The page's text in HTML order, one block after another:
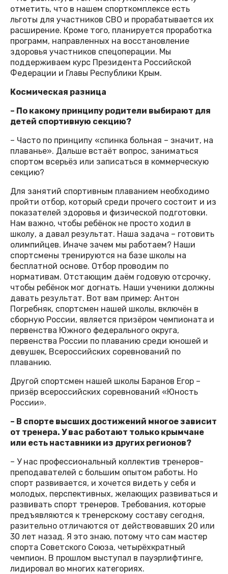
отметить, что в нашем спорткомплексе есть
льготы для участников СВО и прорабатывается их
расширение. Кроме того, планируется проработка
программ, направленных на восстановление
здоровья участников спецоперации. Мы
поддерживаем курс Президента Российской
Федерации и Главы Республики Крым.
Космическая разница
– По какому принципу родители выбирают для
детей спортивную секцию?
– Часто по принципу «спинка больная – значит, на
плаванье». Дальше встаёт вопрос, заниматься
спортом всерьёз или записаться в коммерческую
секцию?
Для занятий спортивным плаванием необходимо
пройти отбор, который среди прочего состоит и из
показателей здоровья и физической подготовки.
Нам важно, чтобы ребёнок не просто ходил в
школу, а давал результат. Наша задача – готовить
олимпийцев. Иначе зачем мы работаем? Наши
спортсмены тренируются на базе школы на
бесплатной основе. Отбор проводим по
нормативам. Отстающим даём годовую отсрочку,
чтобы ребёнок мог догнать. Наши ученики должны
давать результат. Вот вам пример: Антон
Погребняк, спортсмен нашей школы, включён в
сборную России, является призёром чемпионата и
первенства Южного федерального округа,
первенства России по плаванию среди юношей и
девушек, Всероссийских соревнований по
плаванию.
Другой спортсмен нашей школы Баранов Егор –
призёр всероссийских соревнований «Юность
России».
– В спорте высших достижений многое зависит
от тренера. У вас работают только крымчане
или есть наставники из других регионов?
– У нас профессиональный коллектив тренеров-
преподавателей с большим опытом работы. Но
спорт развивается, и хочется видеть у себя и
молодых, перспективных, желающих развиваться и
развивать спорт тренеров. Требования, которые
предъявляются к тренерскому составу сегодня,
разительно отличаются от действовавших 20 или
30 лет назад. Я это знаю, потому что сам мастер
спорта Советского Союза, четырёхкратный
чемпион. В прошлом выступал в пауэрлифтинге,
лидировал во многих категориях.